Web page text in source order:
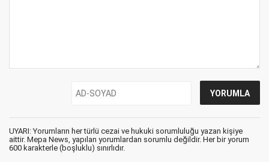
UYARI: Yorumların her türlü cezai ve hukuki sorumluluğu yazan kişiye
aittir. Mepa News, yapılan yorumlardan sorumlu değildir. Her bir yorum
600 karakterle (boşluklu) sınırlıdır.